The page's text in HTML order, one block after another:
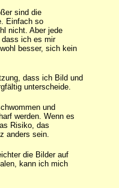
sind die
Einfach so
nicht. Aber jede
dass ich es mir
besser, sich kein
dass ich Bild und
unterscheide.
und
werden. Wenn es
Risiko, das
anders sein.
die Bilder auf
kann ich mich